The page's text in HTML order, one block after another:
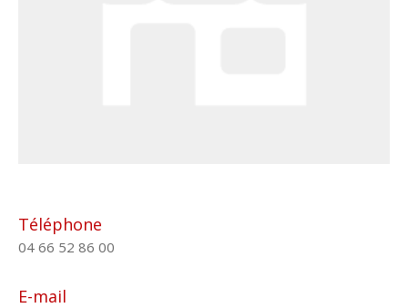
Téléphone
04 66 52 86 00
E-mail